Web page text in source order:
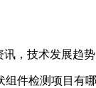
，技术发展趋
组件检测项目有